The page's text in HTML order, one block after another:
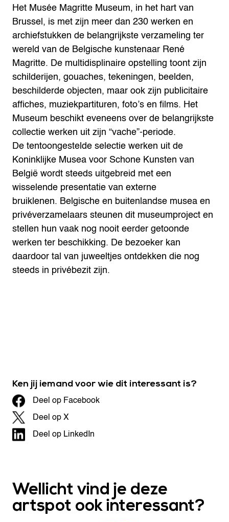
Het Musée Magritte Museum, in het hart van
Brussel, is met zijn meer dan 230 werken en
archiefstukken de belangrijkste verzameling ter
wereld van de Belgische kunstenaar René
Magritte. De multidisplinaire opstelling toont zijn
schilderijen, gouaches, tekeningen, beelden,
beschilderde objecten, maar ook zijn publicitaire
affiches, muziekpartituren, foto’s en films. Het
Museum beschikt eveneens over de belangrijkste
collectie werken uit zijn “vache”-periode.
De tentoongestelde selectie werken uit de
Koninklijke Musea voor Schone Kunsten van
België wordt steeds uitgebreid met een
wisselende presentatie van externe
bruiklenen. Belgische en buitenlandse musea en
privéverzamelaars steunen dit museumproject en
stellen hun vaak nog nooit eerder getoonde
werken ter beschikking. De bezoeker kan
daardoor tal van juweeltjes ontdekken die nog
steeds in privébezit zijn.
Ken jij iemand voor wie dit interessant is?
Deel op Facebook
Deel op X
Deel op LinkedIn
Wellicht vind je deze
artspot ook interessant?